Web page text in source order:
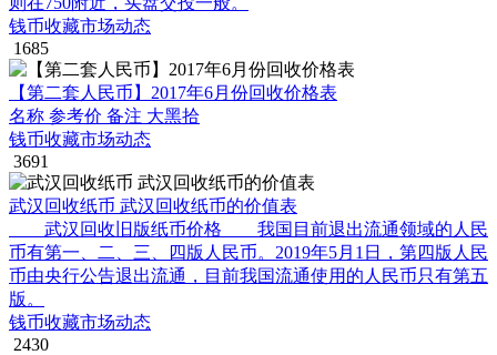
钱币收藏市场动态
1685
【第二套人民币】2017年6月份回收价格表
名称 参考价 备注 大黑拾
钱币收藏市场动态
3691
武汉回收纸币 武汉回收纸币的价值表
武汉回收旧版纸币价格 我国目前退出流通领域的人民
币有第一、二、三、四版人民币。2019年5月1日，第四版人民
币由央行公告退出流通，目前我国流通使用的人民币只有第五
版。
钱币收藏市场动态
2430